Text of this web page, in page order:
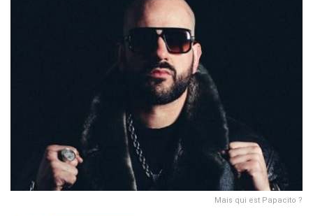
Mais qui est Papacito ?